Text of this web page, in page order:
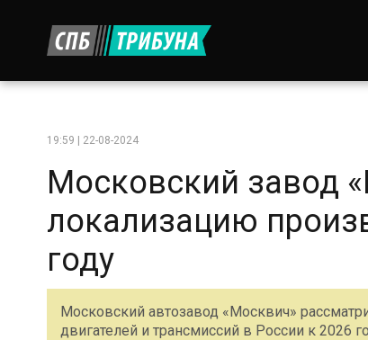
19:59 | 22-08-2024
Московский завод
локализацию
году
Московский автозавод «Москвич»
двигателей и трансмиссий в России к 2026